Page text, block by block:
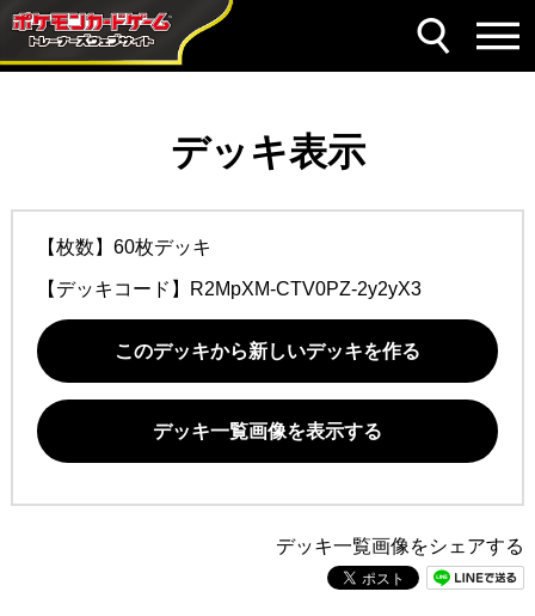
デッキ表示
【枚数】60枚デッキ
【デッキコード】 R2MpXM-CTV0PZ-2y2yX3
このデッキから新しいデッキを作る
デッキ一覧画像を表示する
デッキ一覧画像をシェアする